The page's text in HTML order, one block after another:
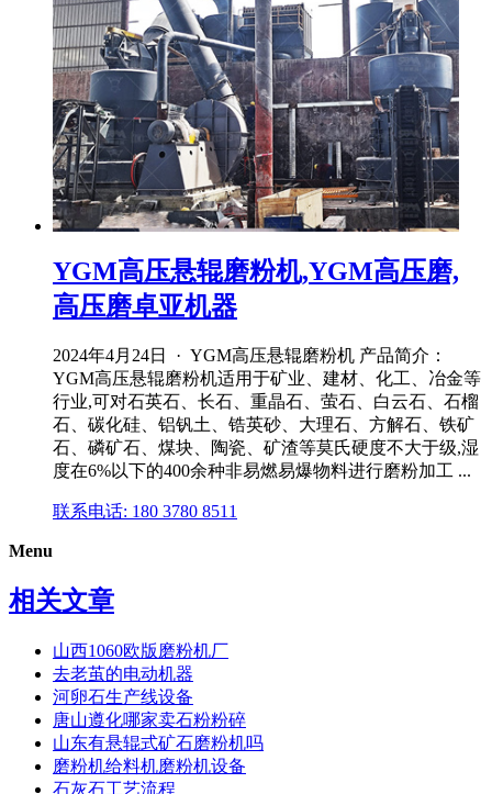
YGM高压悬辊磨粉机,YGM高压磨,
高压磨卓亚机器
2024年4月24日 · YGM高压悬辊磨粉机 产品简介：
YGM高压悬辊磨粉机适用于矿业、建材、化工、冶金等
行业,可对石英石、长石、重晶石、萤石、白云石、石榴
石、碳化硅、铝钒土、锆英砂、大理石、方解石、铁矿
石、磷矿石、煤块、陶瓷、矿渣等莫氏硬度不大于级,湿
度在6%以下的400余种非易燃易爆物料进行磨粉加工 ...
联系电话: 180 3780 8511
Menu
相关文章
山西1060欧版磨粉机厂
去老茧的电动机器
河卵石生产线设备
唐山遵化哪家卖石粉粉碎
山东有悬辊式矿石磨粉机吗
磨粉机给料机磨粉机设备
石灰石工艺流程